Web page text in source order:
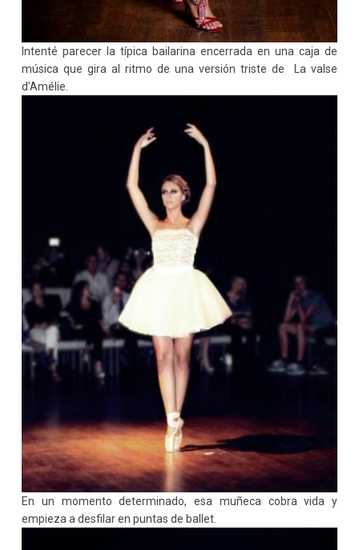
Intenté parecer la típica bailarina encerrada en una caja de
música que gira al ritmo de una versión triste de La valse
d’Amélie.
En un momento determinado, esa muñeca cobra vida y
empieza a desfilar en puntas de ballet.